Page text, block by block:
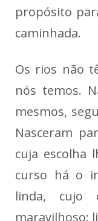
propósito
caminhada.
Os rios não
nós temos.
mesmos,
Nasceram
cuja escolha
curso há o
linda, cujo
maravilhoso: